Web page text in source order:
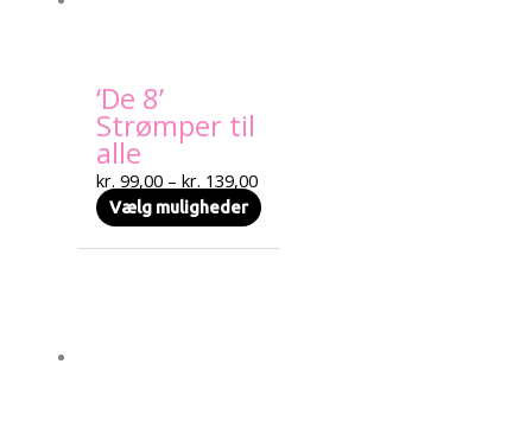
‘De 8’
Strømper til
alle
kr. 99,00 – kr. 139,00
Vælg muligheder